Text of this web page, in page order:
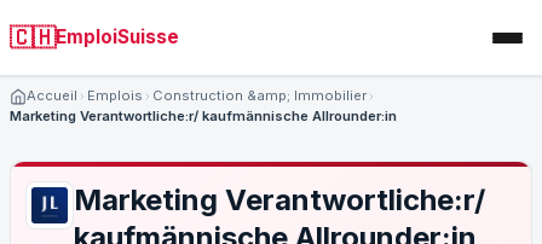
🇨🇭EmploiSuisse
Accueil Emplois
Construction &amp; Immobilier
Marketing Verantwortliche:r/ kaufmännische Allrounder:in
Marketing Verantwortliche:r/